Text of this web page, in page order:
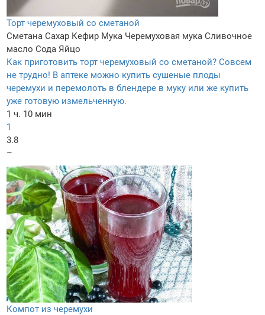
Торт черемуховый со сметаной
Сметана Сахар Кефир Мука Черемуховая мука Сливочное
масло Сода Яйцо
Как приготовить торт черемуховый со сметаной? Совсем
не трудно! В аптеке можно купить сушеные плоды
черемухи и перемолоть в блендере в муку или же купить
уже готовую измельченную.
1 ч. 10 мин
1
3.8
–
Компот из черемухи